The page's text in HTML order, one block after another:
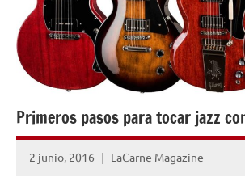
Primeros pasos para tocar jazz
2 junio, 2016 LaCarne Magazine
5